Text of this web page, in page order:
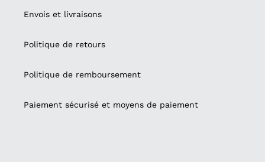
Envois et livraisons
Politique de retours
Politique de remboursement
Paiement sécurisé et moyens de paiement